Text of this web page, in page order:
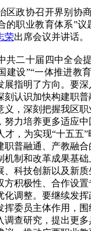
政协召开界别协商
的职业教育体系”议
荣出席会议并讲话。
共二十届四中全会
建设”“一体推进教
展指明了方向。要
刻认识加快构建职
义，深刻把握我区
努力培养更多适应
才，为实现“十五五
职普融通、产教融
机制和改革成果基
、科技创新以及新
方积极性、合作设
化调整。要继续发
挥委员主体作用，
调查研究，提出更